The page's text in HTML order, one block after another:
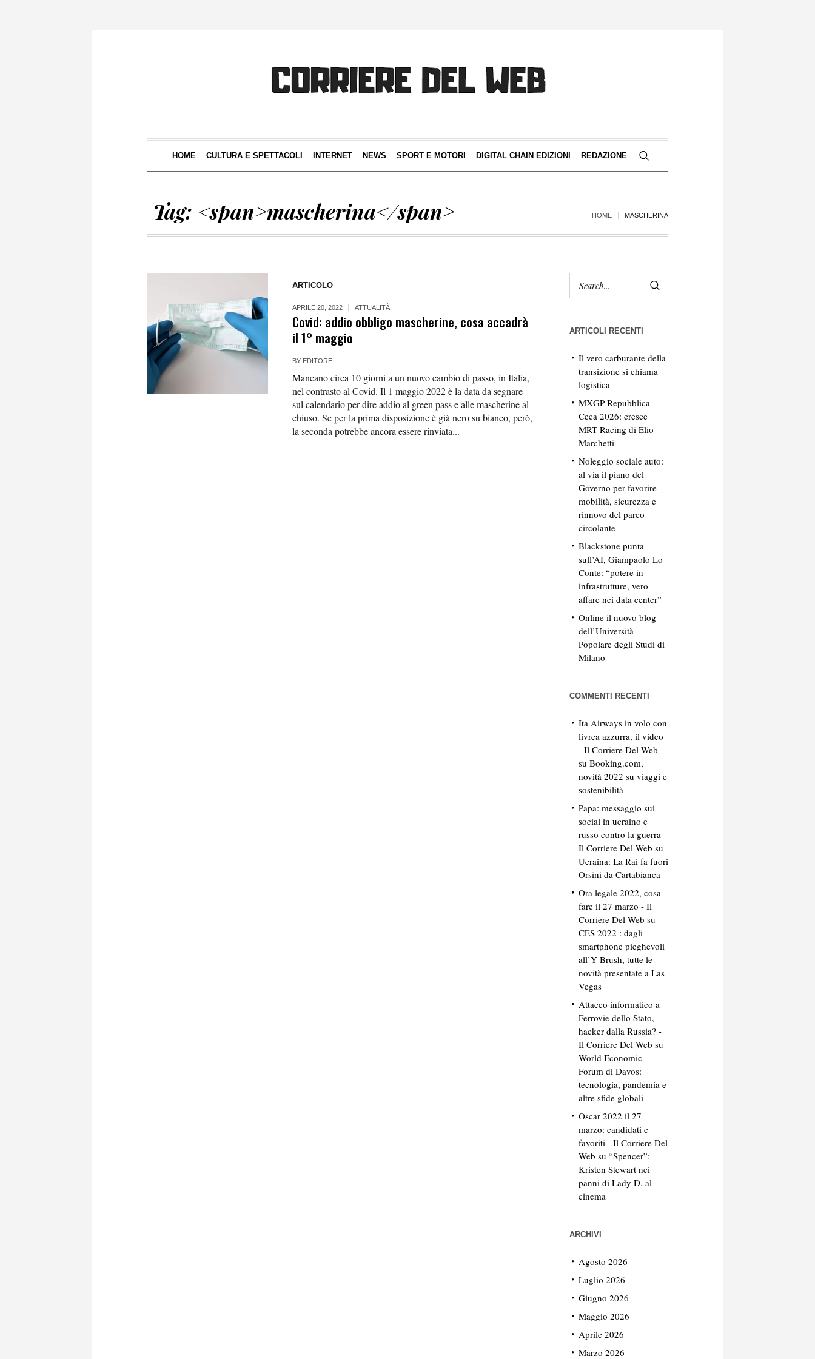
HOME CULTURA E SPETTACOLI INTERNET NEWS SPORT E MOTORI DIGITAL CHAIN EDIZIONI REDAZIONE
Tag: <span>mascherina</span> HOME MASCHERINA
ARTICOLO
APRILE 20, 2022 ATTUALITÀ
Covid: addio obbligo mascherine, cosa accadrà
il 1° maggio
BY EDITORE
Mancano circa 10 giorni a un nuovo cambio di passo, in Italia,
nel contrasto al Covid. Il 1 maggio 2022 è la data da segnare
sul calendario per dire addio al green pass e alle mascherine al
chiuso. Se per la prima disposizione è già nero su bianco, però,
la seconda potrebbe ancora essere rinviata...
ARTICOLI RECENTI
Il vero carburante della
transizione si chiama
logistica
MXGP Repubblica
Ceca 2026: cresce
MRT Racing di Elio
Marchetti
Noleggio sociale auto:
al via il piano del
Governo per favorire
mobilità, sicurezza e
rinnovo del parco
circolante
Blackstone punta
sull’AI, Giampaolo Lo
Conte: “potere in
infrastrutture, vero
affare nei data center”
Online il nuovo blog
dell’Università
Popolare degli Studi di
Milano
COMMENTI RECENTI
Ita Airways in volo con
livrea azzurra, il video
- Il Corriere Del Web
su Booking.com,
novità 2022 su viaggi e
sostenibilità
Papa: messaggio sui
social in ucraino e
russo contro la guerra -
Il Corriere Del Web su
Ucraina: La Rai fa fuori
Orsini da Cartabianca
Ora legale 2022, cosa
fare il 27 marzo - Il
Corriere Del Web su
CES 2022 : dagli
smartphone pieghevoli
all’Y-Brush, tutte le
novità presentate a Las
Vegas
Attacco informatico a
Ferrovie dello Stato,
hacker dalla Russia? -
Il Corriere Del Web su
World Economic
Forum di Davos:
tecnologia, pandemia e
altre sfide globali
Oscar 2022 il 27
marzo: candidati e
favoriti - Il Corriere Del
Web su “Spencer”:
Kristen Stewart nei
panni di Lady D. al
cinema
ARCHIVI
Agosto 2026
Luglio 2026
Giugno 2026
Maggio 2026
Aprile 2026
Marzo 2026